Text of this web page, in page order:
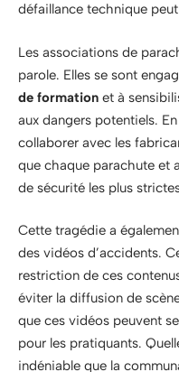
défaillance technique
Les associations de
parole. Elles se sont
de formation et à
aux dangers potentiels.
collaborer avec les
que chaque parachute et
de sécurité les plus
Cette tragédie a
des vidéos d’accidents.
restriction de ces
éviter la diffusion de
que ces vidéos peuvent
pour les pratiquants.
indéniable que la